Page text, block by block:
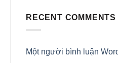
RECENT COMMENTS
Một người bình luận